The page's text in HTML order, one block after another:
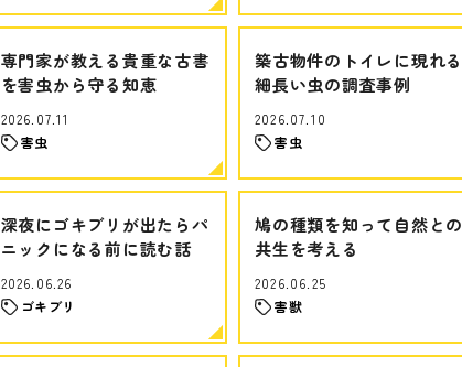
専門家が教える貴重な古書
を害虫から守る知恵
2026.07.11
害虫
築古物件のトイレに現れる
細長い虫の調査事例
2026.07.10
害虫
深夜にゴキブリが出たらパ
ニックになる前に読む話
2026.06.26
ゴキブリ
鳩の種類を知って自然との
共生を考える
2026.06.25
害獣